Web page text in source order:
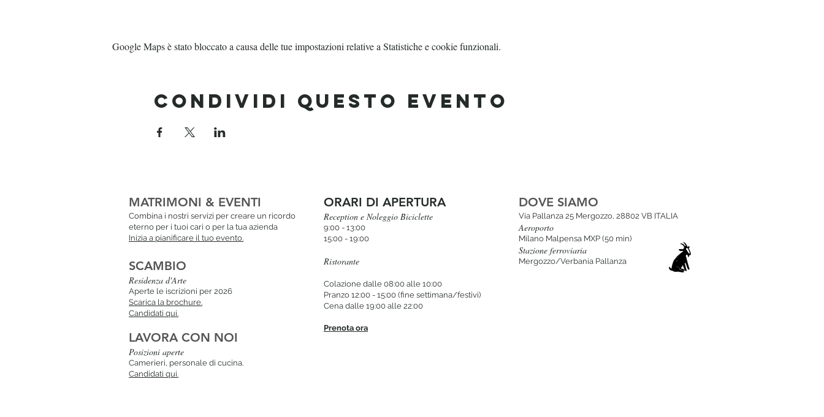
Google Maps è stato bloccato a causa delle tue impostazioni relative a Statistiche e cookie funzionali.
Condividi questo evento
MATRIMONI & EVENTI
Combina i nostri servizi per creare un ricordo
eterno per i tuoi cari o per la tua azienda
Inizia a pianificare il tuo evento.
SCAMBIO
Residenza d'Arte
Aperte le iscrizioni per 2026
Scarica la brochure.
Candidati qui.
LAVORA CON NOI
Posizioni aperte
Camerieri, personale di cucina.
Candidati qui.
ORARI DI APERTURA
Reception e Noleggio Biciclette
9:00 - 13:00
15:00 - 19:00
Ristorante
Colazione dalle 08:00 alle 10:00
Pranzo 12:00 - 15:00 (fine settimana/festivi)
Cena dalle 19:00 alle 22:00
Prenota ora
DOVE SIAMO
Via Pallanza 25 Mergozzo, 28802 VB ITALIA
Aeroporto
Milano Malpensa MXP (50 min)
Stazione ferroviaria
Mergozzo/Verbania Pallanza